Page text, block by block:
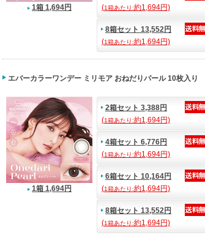
1箱 1,694円
(1箱あたり:約1,694円)
8箱セット 13,552円
(1箱あたり:約1,694円)
エバーカラーワンデー ミリモア おねだりパール 10枚入り
1箱 1,694円
2箱セット 3,388円
(1箱あたり:約1,694円)
4箱セット 6,776円
(1箱あたり:約1,694円)
6箱セット 10,164円
(1箱あたり:約1,694円)
8箱セット 13,552円
(1箱あたり:約1,694円)